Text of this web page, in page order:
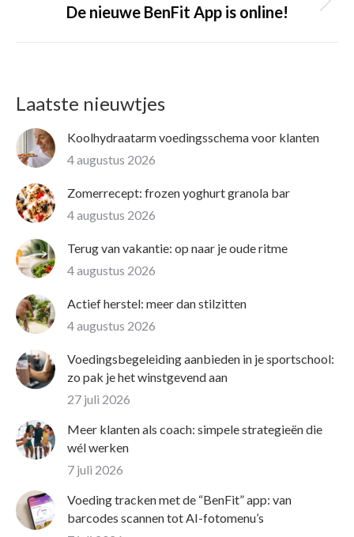
Volgende
De nieuwe BenFit App is online!
Laatste nieuwtjes
Koolhydraatarm voedingsschema voor klanten
4 augustus 2026
Zomerrecept: frozen yoghurt granola bar
4 augustus 2026
Terug van vakantie: op naar je oude ritme
4 augustus 2026
Actief herstel: meer dan stilzitten
4 augustus 2026
Voedingsbegeleiding aanbieden in je sportschool:
zo pak je het winstgevend aan
27 juli 2026
Meer klanten als coach: simpele strategieën die
wél werken
7 juli 2026
Voeding tracken met de “BenFit” app: van
barcodes scannen tot AI-fotomenu’s